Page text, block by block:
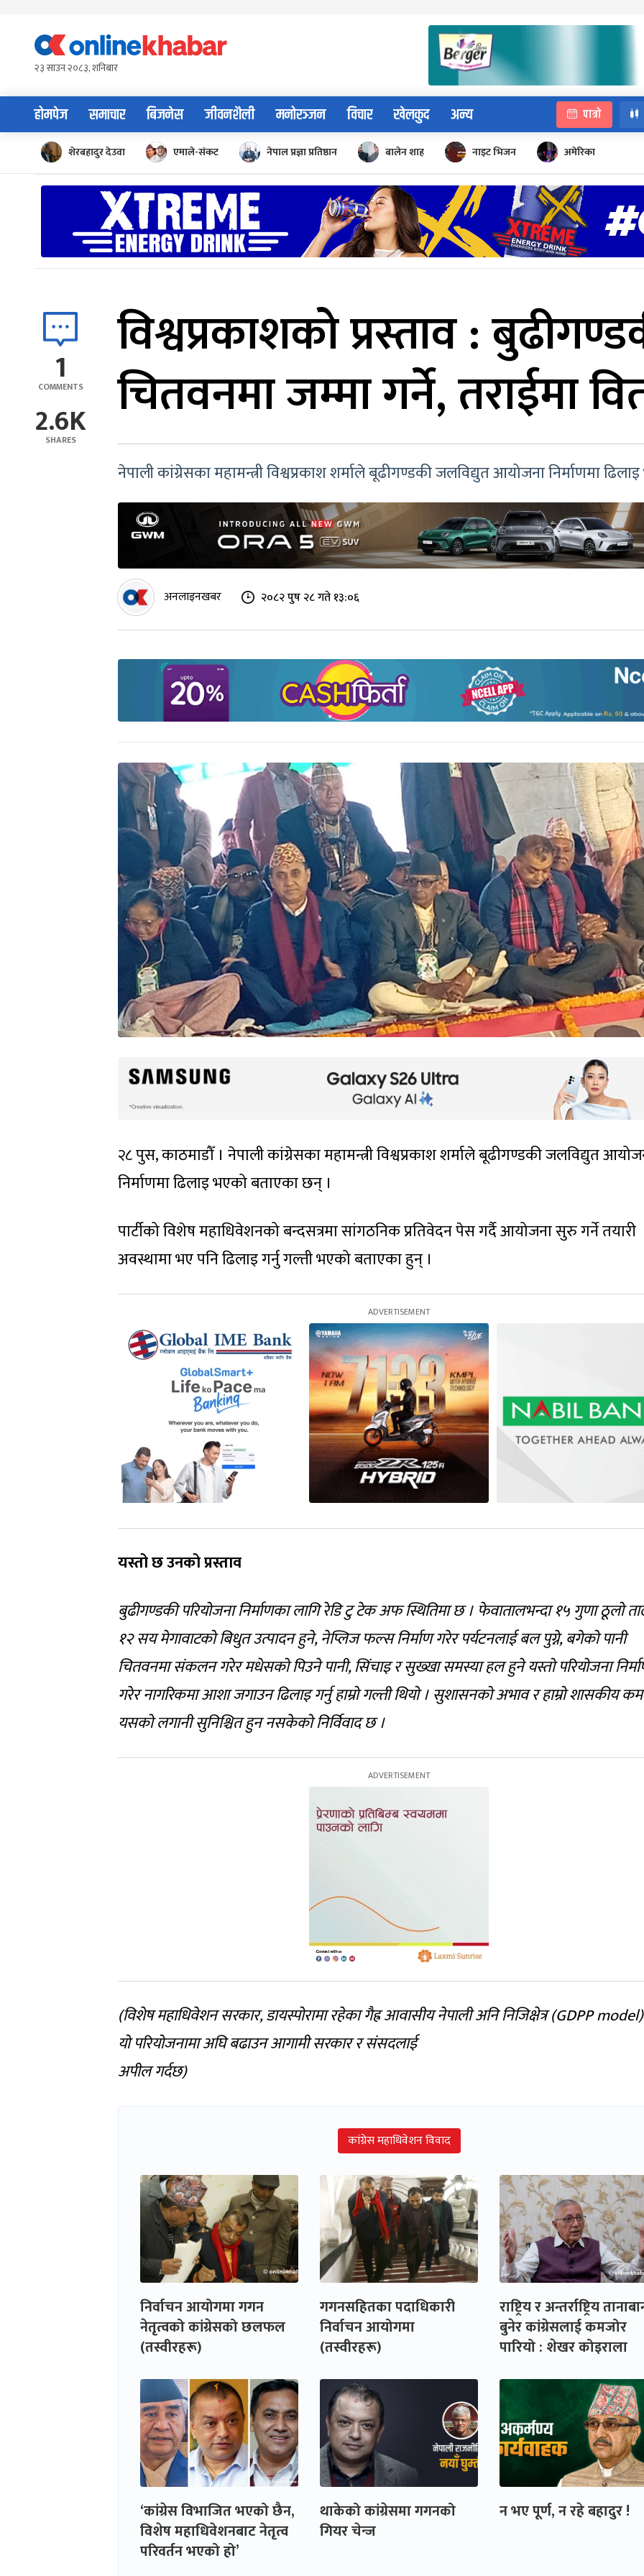
content२३ साउन २०८३, शनिबार
होमपेज समाचार बिजनेस जीवनशैली मनोरञ्जन विचार खेलकुद अन्य पात्रो
शेरबहादुर देउवा एमाले-संकट नेपाल प्रज्ञा प्रतिष्ठान बालेन शाह नाइट भिजन अमेरिका
1
COMMENTS
2.6K
SHARES
विश्वप्रकाशको प्रस्ताव :
चितवनमा जम्मा गर्ने, तराईमा
नेपाली कांग्रेसका महामन्त्री विश्वप्रकाश शर्माले बूढीगण्डकी जलविद्युत आयोजना निर्माणमा
अनलाइनखबर २०८२ पुष २८ गते १३:०६
२८ पुस, काठमाडौँ । नेपाली कांग्रेसका महामन्त्री विश्वप्रकाश शर्माले बूढीगण्डकी जलविद्युत
निर्माणमा ढिलाइ भएको बताएका छन् ।
पार्टीको विशेष महाधिवेशनको बन्दसत्रमा सांगठनिक प्रतिवेदन पेस गर्दै आयोजना सुरु गर्ने तयारी
अवस्थामा भए पनि ढिलाइ गर्नु गल्ती भएको बताएका हुन् ।
यस्तो छ उनको प्रस्ताव
बुढीगण्डकी परियोजना निर्माणका लागि रेडि टु टेक अफ स्थितिमा छ । फेवातालभन्दा १५ गुणा ठूलो
१२ सय मेगावाटको बिधुत उत्पादन हुने, नेप्लिज फल्स निर्माण गरेर पर्यटनलाई बल पुग्ने, बगेको पानी
चितवनमा संकलन गरेर मधेसको पिउने पानी, सिंचाइ र सुख्खा समस्या हल हुने यस्तो परियोजना
गरेर नागरिकमा आशा जगाउन ढिलाइ गर्नु हाम्रो गल्ती थियो । सुशासनको अभाव र हाम्रो शासकीय
यसको लगानी सुनिश्चित हुन नसकेको निर्विवाद छ ।
(विशेष महाधिवेशन सरकार, डायस्पोरामा रहेका गैह्र आवासीय नेपाली अनि निजिक्षेत्र (GDPP
यो परियोजनामा अघि बढाउन आगामी सरकार र संसदलाई
अपील गर्दछ)
कांग्रेस महाधिवेशन विवाद
निर्वाचन आयोगमा गगन
नेतृत्वको कांग्रेसको छलफल
(तस्वीरहरू)
गगनसहितका पदाधिकारी
निर्वाचन आयोगमा
(तस्वीरहरू)
राष्ट्रिय र अन्तर्राष्ट्रिय
बुनेर कांग्रेसलाई कमजोर
पारियो : शेखर कोइराला
‘कांग्रेस विभाजित भएको छैन,
विशेष महाधिवेशनबाट नेतृत्व
परिवर्तन भएको हो’
थाकेको कांग्रेसमा गगनको
गियर चेन्ज
न भए पूर्ण, न रहे बहादुर !